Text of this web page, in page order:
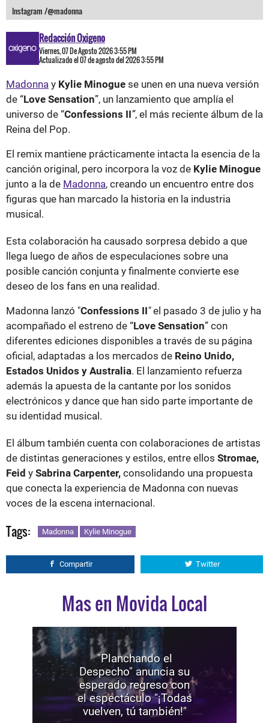
Instagram /@madonna
Redacción Oxigeno
Viernes, 07 De Agosto 2026 3:55 PM
Actualizado el 07 de agosto del 2026 3:55 PM
Madonna y Kylie Minogue se unen en una nueva versión
de “Love Sensation”, un lanzamiento que amplía el
universo de “Confessions II”, el más reciente álbum de la
Reina del Pop.
El remix mantiene prácticamente intacta la esencia de la
canción original, pero incorpora la voz de Kylie Minogue
junto a la de Madonna, creando un encuentro entre dos
figuras que han marcado la historia en la industria
musical.
Esta colaboración ha causado sorpresa debido a que
llega luego de años de especulaciones sobre una
posible canción conjunta y finalmente convierte ese
deseo de los fans en una realidad.
Madonna lanzó "Confessions II"el pasado 3 de julio y ha
acompañado el estreno de “Love Sensation” con
diferentes ediciones disponibles a través de su página
oficial, adaptadas a los mercados de Reino Unido,
Estados Unidos y Australia. El lanzamiento refuerza
además la apuesta de la cantante por los sonidos
electrónicos y dance que han sido parte importante de
su identidad musical.
El álbum también cuenta con colaboraciones de artistas
de distintas generaciones y estilos, entre ellos Stromae,
Feid y Sabrina Carpenter, consolidando una propuesta
que conecta la experiencia de Madonna con nuevas
voces de la escena internacional.
Tags: Madonna Kylie Minogue
Compartir Twitter
Mas en Movida Local
"Planchando el
Despecho" anuncia su
esperado regreso con
el espectáculo "¡Todas
vuelven, tú también!"